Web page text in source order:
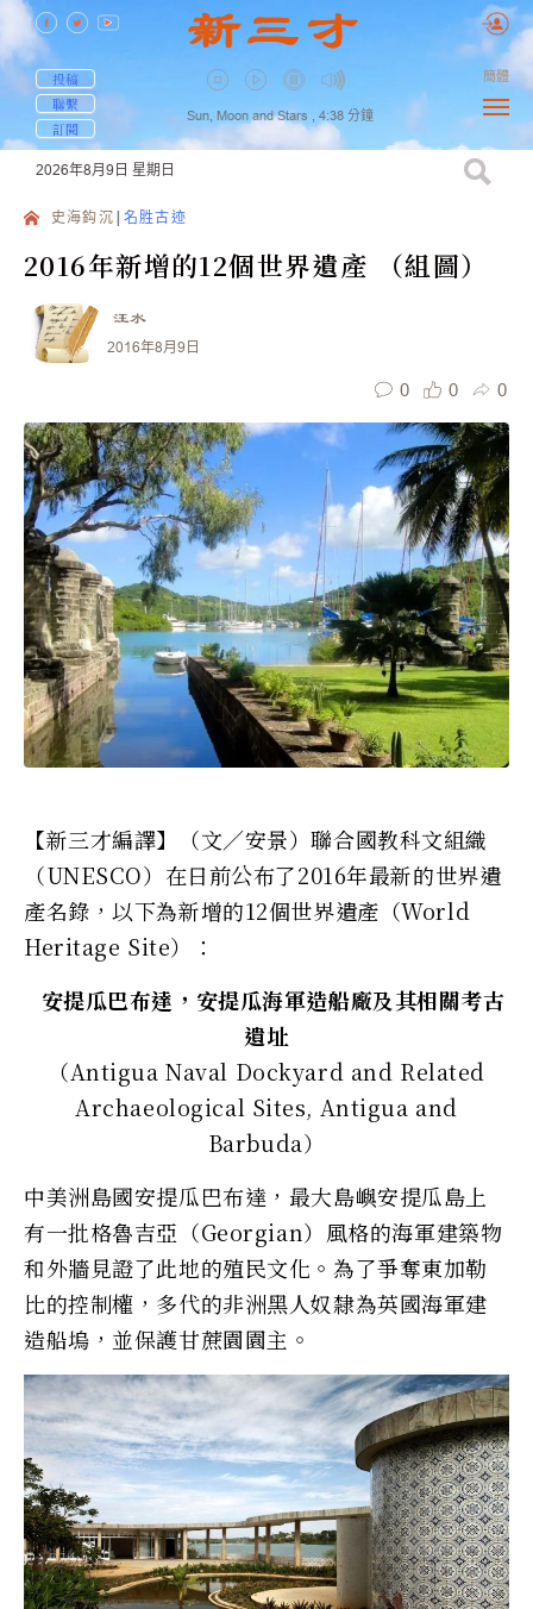
投稿
聯繫
訂閱
Sun, Moon and Stars , 4:38 分鐘
簡體
2026年8月9日 星期日
史海鈎沉 名胜古迹
2016年新增的12個世界遺產 （組圖）
汪水
2016年8月9日
0 0 0
【新三才編譯】（文／安景）聯合國教科文組織
（UNESCO）在日前公布了2016年最新的世界遺
產名錄，以下為新增的12個世界遺產（World
Heritage Site）：
安提瓜巴布達，安提瓜海軍造船廠及其相關考古
遺址
（Antigua Naval Dockyard and Related
Archaeological Sites, Antigua and
Barbuda）
中美洲島國安提瓜巴布達，最大島嶼安提瓜島上
有一批格魯吉亞（Georgian）風格的海軍建築物
和外牆見證了此地的殖民文化。為了爭奪東加勒
比的控制權，多代的非洲黑人奴隸為英國海軍建
造船塢，並保護甘蔗園園主。